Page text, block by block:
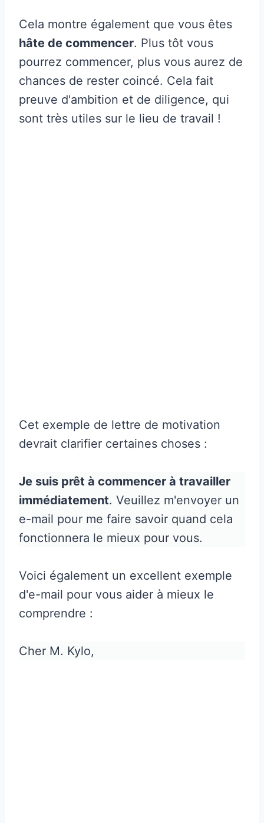
Cela montre également que vous êtes
hâte de commencer. Plus tôt vous
pourrez commencer, plus vous aurez de
chances de rester coincé. Cela fait
preuve d'ambition et de diligence, qui
sont très utiles sur le lieu de travail !
Cet exemple de lettre de motivation
devrait clarifier certaines choses :
Je suis prêt à commencer à travailler
immédiatement. Veuillez m'envoyer un
e-mail pour me faire savoir quand cela
fonctionnera le mieux pour vous.
Voici également un excellent exemple
d'e-mail pour vous aider à mieux le
comprendre :
Cher M. Kylo,